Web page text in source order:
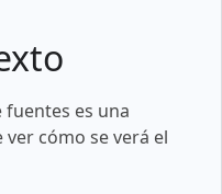
fuentes es una
cómo se verá el